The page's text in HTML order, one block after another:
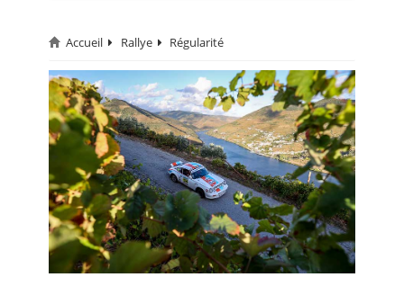
CIRCUIT
RALLYE
MONTAGNE
EVÈNEMENTS
CALENDRIER
FOCUS
Accueil Rallye Régularité